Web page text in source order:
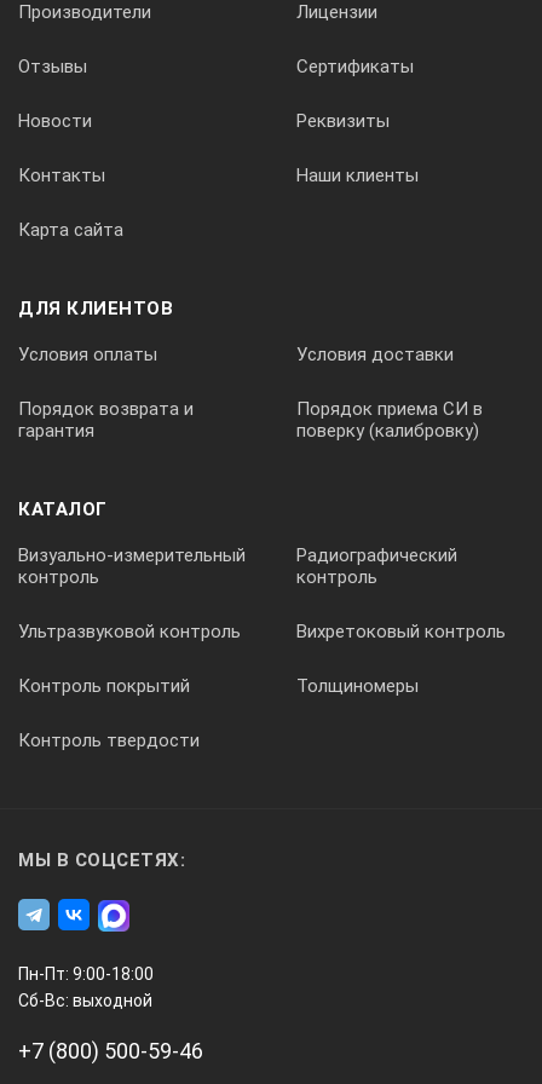
Гарантийный срок эксплуатации
Производители Лицензии
Отзывы Сертификаты
Новости Реквизиты
Контакты Наши клиенты
Карта сайта
ДЛЯ КЛИЕНТОВ
Условия оплаты Условия доставки
Порядок возврата и
гарантия
Порядок приема СИ в
поверку (калибровку)
КАТАЛОГ
Визуально-измерительный
контроль
Радиографический
контроль
Ультразвуковой контроль Вихретоковый контроль
Контроль покрытий Толщиномеры
Контроль твердости
МЫ В СОЦСЕТЯХ:
Пн-Пт: 9:00-18:00
Сб-Вс: выходной
+7 (800) 500-59-46